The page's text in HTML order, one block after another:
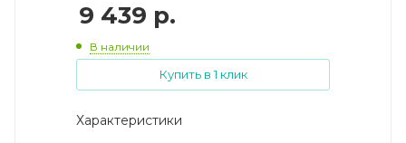
9 439 р.
В наличии
Купить в 1 клик
Характеристики